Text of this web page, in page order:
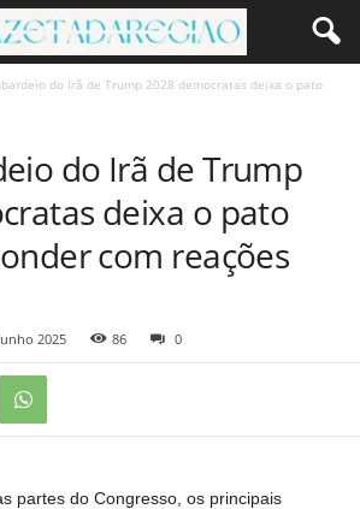
do Irã de Trump 2028 democratas deixa o pato
do Irã de Trump
deixa o pato
com reações
2025 86 0
partes do Congresso, os principais